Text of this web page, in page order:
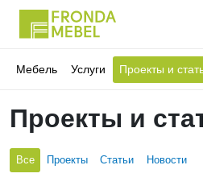
Мебель Услуги Проекты и
Проекты и
Все Проекты Статьи Новости